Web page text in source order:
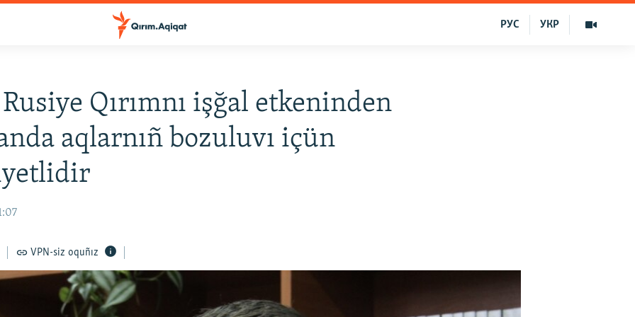
УКР
РУС
Qırımnı işğal etkeninden
aqlarnıñ bozuluvı içün
VPN-siz oquñız